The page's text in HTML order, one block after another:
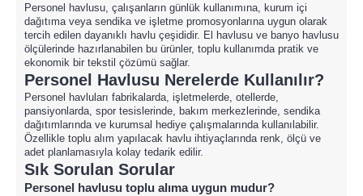
Personel havlusu, çalışanların günlük kullanımına, kurum içi
dağıtıma veya sendika ve işletme promosyonlarına uygun olarak
tercih edilen dayanıklı havlu çeşididir. El havlusu ve banyo havlusu
ölçülerinde hazırlanabilen bu ürünler, toplu kullanımda pratik ve
ekonomik bir tekstil çözümü sağlar.
Personel Havlusu Nerelerde Kullanılır?
Personel havluları fabrikalarda, işletmelerde, otellerde,
pansiyonlarda, spor tesislerinde, bakım merkezlerinde, sendika
dağıtımlarında ve kurumsal hediye çalışmalarında kullanılabilir.
Özellikle toplu alım yapılacak havlu ihtiyaçlarında renk, ölçü ve
adet planlamasıyla kolay tedarik edilir.
Sık Sorulan Sorular
Personel havlusu toplu alıma uygun mudur?